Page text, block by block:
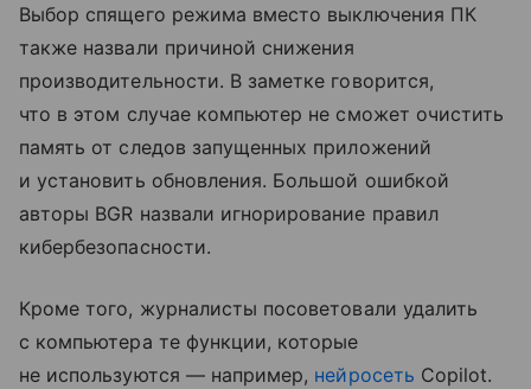
Выбор спящего режима вместо выключения ПК
также назвали причиной снижения
производительности. В заметке говорится,
что в этом случае компьютер не сможет очистить
память от следов запущенных приложений
и установить обновления. Большой ошибкой
авторы BGR назвали игнорирование правил
кибербезопасности.
Кроме того, журналисты посоветовали удалить
с компьютера те функции, которые
не используются — например, нейросеть Copilot.